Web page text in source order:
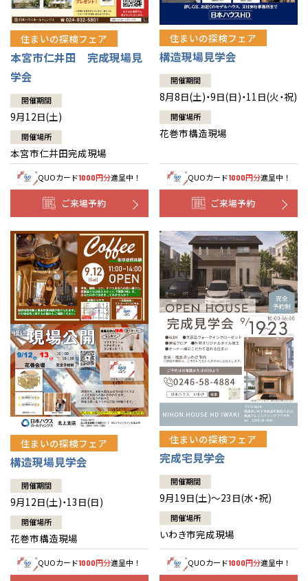
住まいの探検フェア
本宮市仁井田 完成現場見
学会
開催期間
9月12日(土)
開催場所
本宮市仁井田完成現場
QUOカード1000円分進呈中！
ご来場予約
住まいの探検フェア
構造現場見学会
開催期間
8月8日(土)・9日(日)・11日(火・祝)
開催場所
花巻市構造現場
QUOカード1000円分進呈中！
ご来場予約
住まいの探検フェア
構造現場見学会
開催期間
9月12日(土)・13日(日)
開催場所
花巻市構造現場
QUOカード1000円分進呈中！
住まいの探検フェア
完成宅見学会
開催期間
9月19日(土)～23日(水・祝)
開催場所
いわき市完成現場
QUOカード1000円分進呈中！